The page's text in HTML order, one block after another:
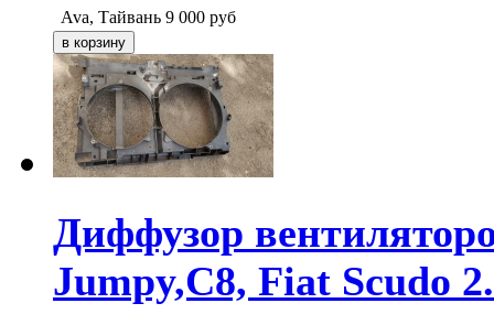
Ava, Тайвань 9 000 руб
Диффузор
Jumpy,C8, Fiat Scudo